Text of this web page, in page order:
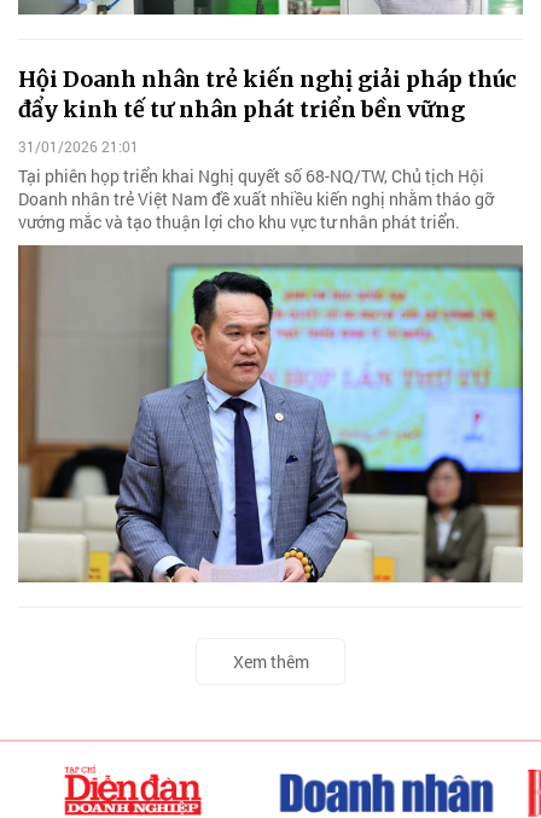
Hội Doanh nhân trẻ kiến nghị giải pháp thúc
đẩy kinh tế tư nhân phát triển bền vững
31/01/2026 21:01
Tại phiên họp triển khai Nghị quyết số 68-NQ/TW, Chủ tịch Hội
Doanh nhân trẻ Việt Nam đề xuất nhiều kiến nghị nhằm tháo gỡ
vướng mắc và tạo thuận lợi cho khu vực tư nhân phát triển.
Xem thêm